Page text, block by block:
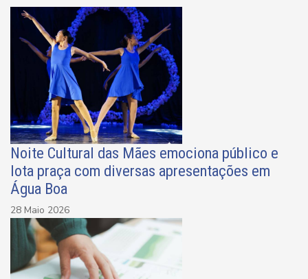
Noite Cultural das Mães emociona público e
lota praça com diversas apresentações em
Água Boa
28 Maio 2026